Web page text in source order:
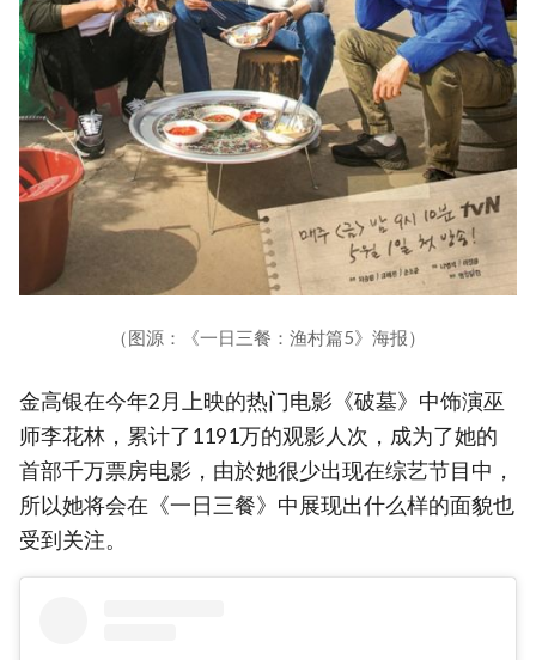
（图源：《一日三餐：渔村篇5》海报）
金高银在今年2月上映的热门电影《破墓》中饰演巫
师李花林，累计了1191万的观影人次，成为了她的
首部千万票房电影，由於她很少出现在综艺节目中，
所以她将会在《一日三餐》中展现出什么样的面貌也
受到关注。